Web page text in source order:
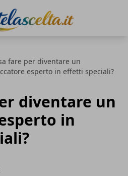
fare per diventare un
esperto in effetti speciali?
diventare un
in